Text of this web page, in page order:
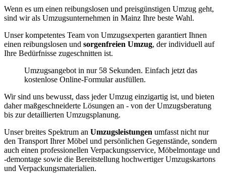
Wenn es um einen reibungslosen und preisgünstigen Umzug geht,
sind wir als Umzugsunternehmen in Mainz Ihre beste Wahl.
Unser kompetentes Team von Umzugsexperten garantiert Ihnen
einen reibungslosen und sorgenfreien Umzug, der individuell auf
Ihre Bedürfnisse zugeschnitten ist.
Umzugsangebot in nur 58 Sekunden. Einfach jetzt das
kostenlose Online-Formular ausfüllen.
Wir sind uns bewusst, dass jeder Umzug einzigartig ist, und bieten
daher maßgeschneiderte Lösungen an - von der Umzugsberatung
bis zur detaillierten Umzugsplanung.
Unser breites Spektrum an Umzugsleistungen umfasst nicht nur
den Transport Ihrer Möbel und persönlichen Gegenstände, sondern
auch einen professionellen Verpackungsservice, Möbelmontage und
-demontage sowie die Bereitstellung hochwertiger Umzugskartons
und Verpackungsmaterialien.